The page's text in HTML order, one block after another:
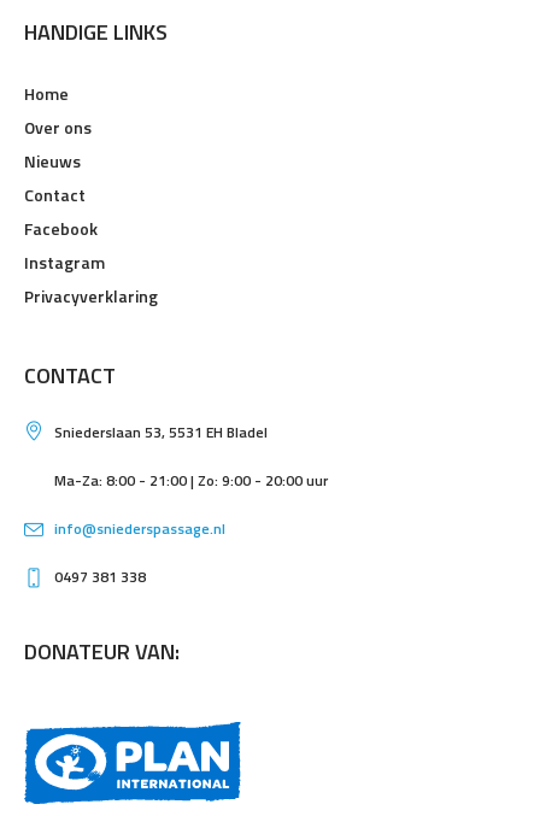
HANDIGE LINKS
Home
Over ons
Nieuws
Contact
Facebook
Instagram
Privacyverklaring
CONTACT
Sniederslaan 53, 5531 EH Bladel
Ma-Za: 8:00 - 21:00 | Zo: 9:00 - 20:00 uur
info@sniederspassage.nl
0497 381 338
DONATEUR VAN: